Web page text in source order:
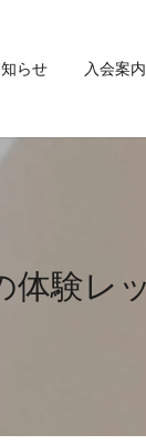
らせ 入会案
体験レ